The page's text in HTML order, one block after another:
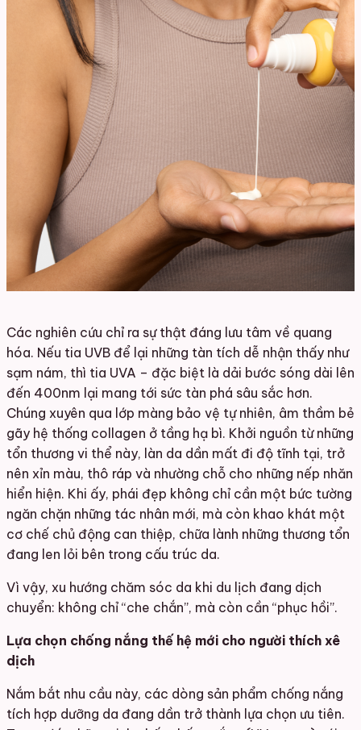
Các nghiên cứu chỉ ra sự thật đáng lưu tâm về quang
hóa. Nếu tia UVB để lại những tàn tích dễ nhận thấy như
sạm nám, thì tia UVA – đặc biệt là dải bước sóng dài lên
đến 400nm lại mang tới sức tàn phá sâu sắc hơn.
Chúng xuyên qua lớp màng bảo vệ tự nhiên, âm thầm bẻ
gãy hệ thống collagen ở tầng hạ bì. Khởi nguồn từ những
tổn thương vi thể này, làn da dần mất đi độ tĩnh tại, trở
nên xỉn màu, thô ráp và nhường chỗ cho những nếp nhăn
hiển hiện. Khi ấy, phái đẹp không chỉ cần một bức tường
ngăn chặn những tác nhân mới, mà còn khao khát một
cơ chế chủ động can thiệp, chữa lành những thương tổn
đang len lỏi bên trong cấu trúc da.
Vì vậy, xu hướng chăm sóc da khi du lịch đang dịch
chuyển: không chỉ “che chắn”, mà còn cần “phục hồi”.
Lựa chọn chống nắng thế hệ mới cho người thích xê
dịch
Nắm bắt nhu cầu này, các dòng sản phẩm chống nắng
tích hợp dưỡng da đang dần trở thành lựa chọn ưu tiên.